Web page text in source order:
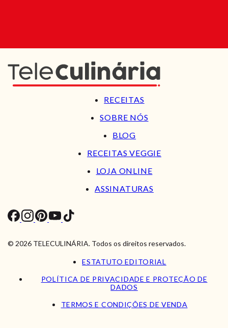
RECEITAS
SOBRE NÓS
BLOG
RECEITAS VEGGIE
LOJA ONLINE
ASSINATURAS
© 2026 TELECULINÁRIA. Todos os direitos reservados.
ESTATUTO EDITORIAL
POLÍTICA DE PRIVACIDADE E PROTEÇÃO DE
DADOS
TERMOS E CONDIÇÕES DE VENDA